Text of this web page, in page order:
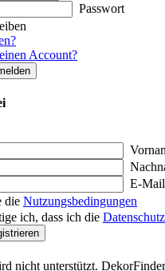
Passwort
Account?
E-Mail
die Nutzungsbedingungen
ich, dass ich die
nicht unterstützt.